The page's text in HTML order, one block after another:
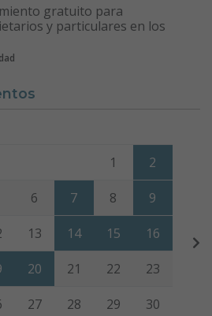
gratuito para
y particulares en los
Viernes Sábado
1 2
6 7 8 9
13 14 15 16
20 21 22 23
27 28 29 30